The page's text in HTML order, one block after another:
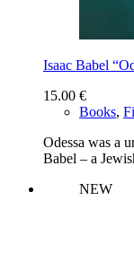
Isaac Babel
15.00 €
Books,
Odessa was a
Babel – a
NEW